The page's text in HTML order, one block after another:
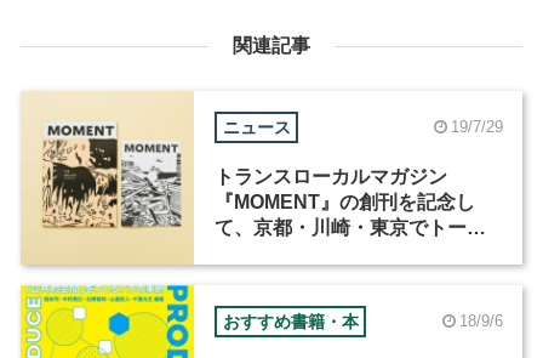
関連記事
ニュース 19/7/29
トランスローカルマガジン
『MOMENT』の創刊を記念し
て、京都・川崎・東京でトーク
おすすめ書籍・本 18/9/6